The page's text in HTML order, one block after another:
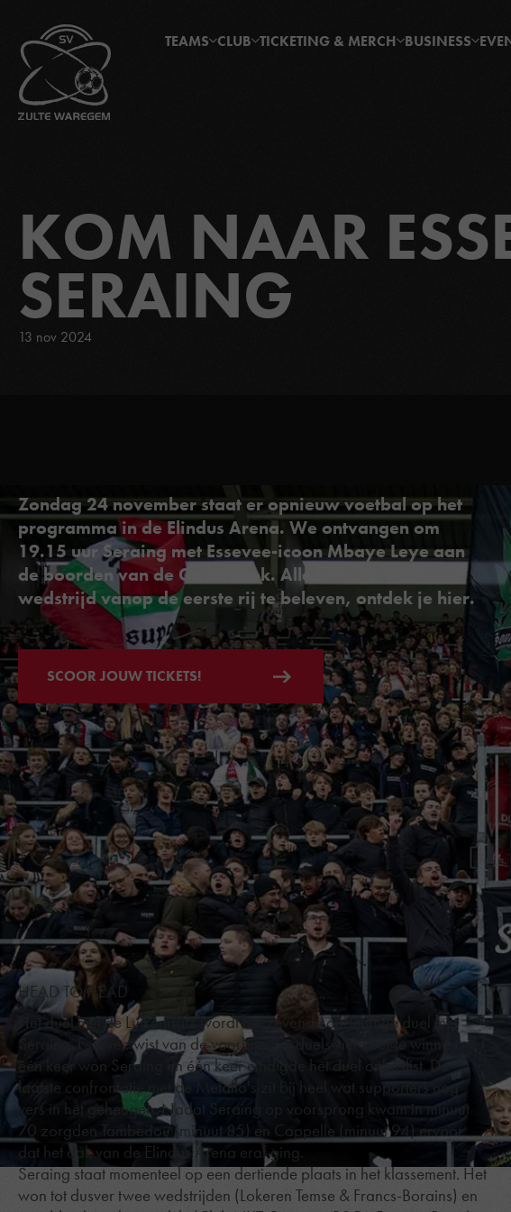
TEAMS CLUB TICKETING & MERCH BUSINESS
KOM NAAR
SERAING
13 nov 2024
Zondag 24 november staat er opnieuw voetbal op het
programma in de Elindus Arena. We ontvangen om
19.15 uur Seraing met Essevee-icoon Mbaye Leye aan
de boorden van de Gaverbeek. Alle info om deze
wedstrijd vanop de eerste rij te beleven, ontdek je hier.
SCOOR JOUW TICKETS!
HEAD TO HEAD
Het duel met de Luikenaars wordt het zevende onderlinge duel met
Seraing. Essevee wist van de voorbije zes duels vier keer te winnen,
één keer won Seraing en één keer eindigde het duel onbeslist. De
laatste confrontatie met de Metallo's zit bij heel wat supporters nog
vers in het geheugen. Nadat Seraing op voorsprong kwam in minuut
70 zorgden Tambedou (minuut 85) en Cappelle (minuut 94) ervoor
dat het dak van de Elindus Arena eraf ging.
Seraing staat momenteel op een dertiende plaats in het klassement. Het
won tot dusver twee wedstrijden (Lokeren Temse & Francs-Borains) en